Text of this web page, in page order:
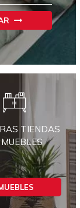
TIENDAS